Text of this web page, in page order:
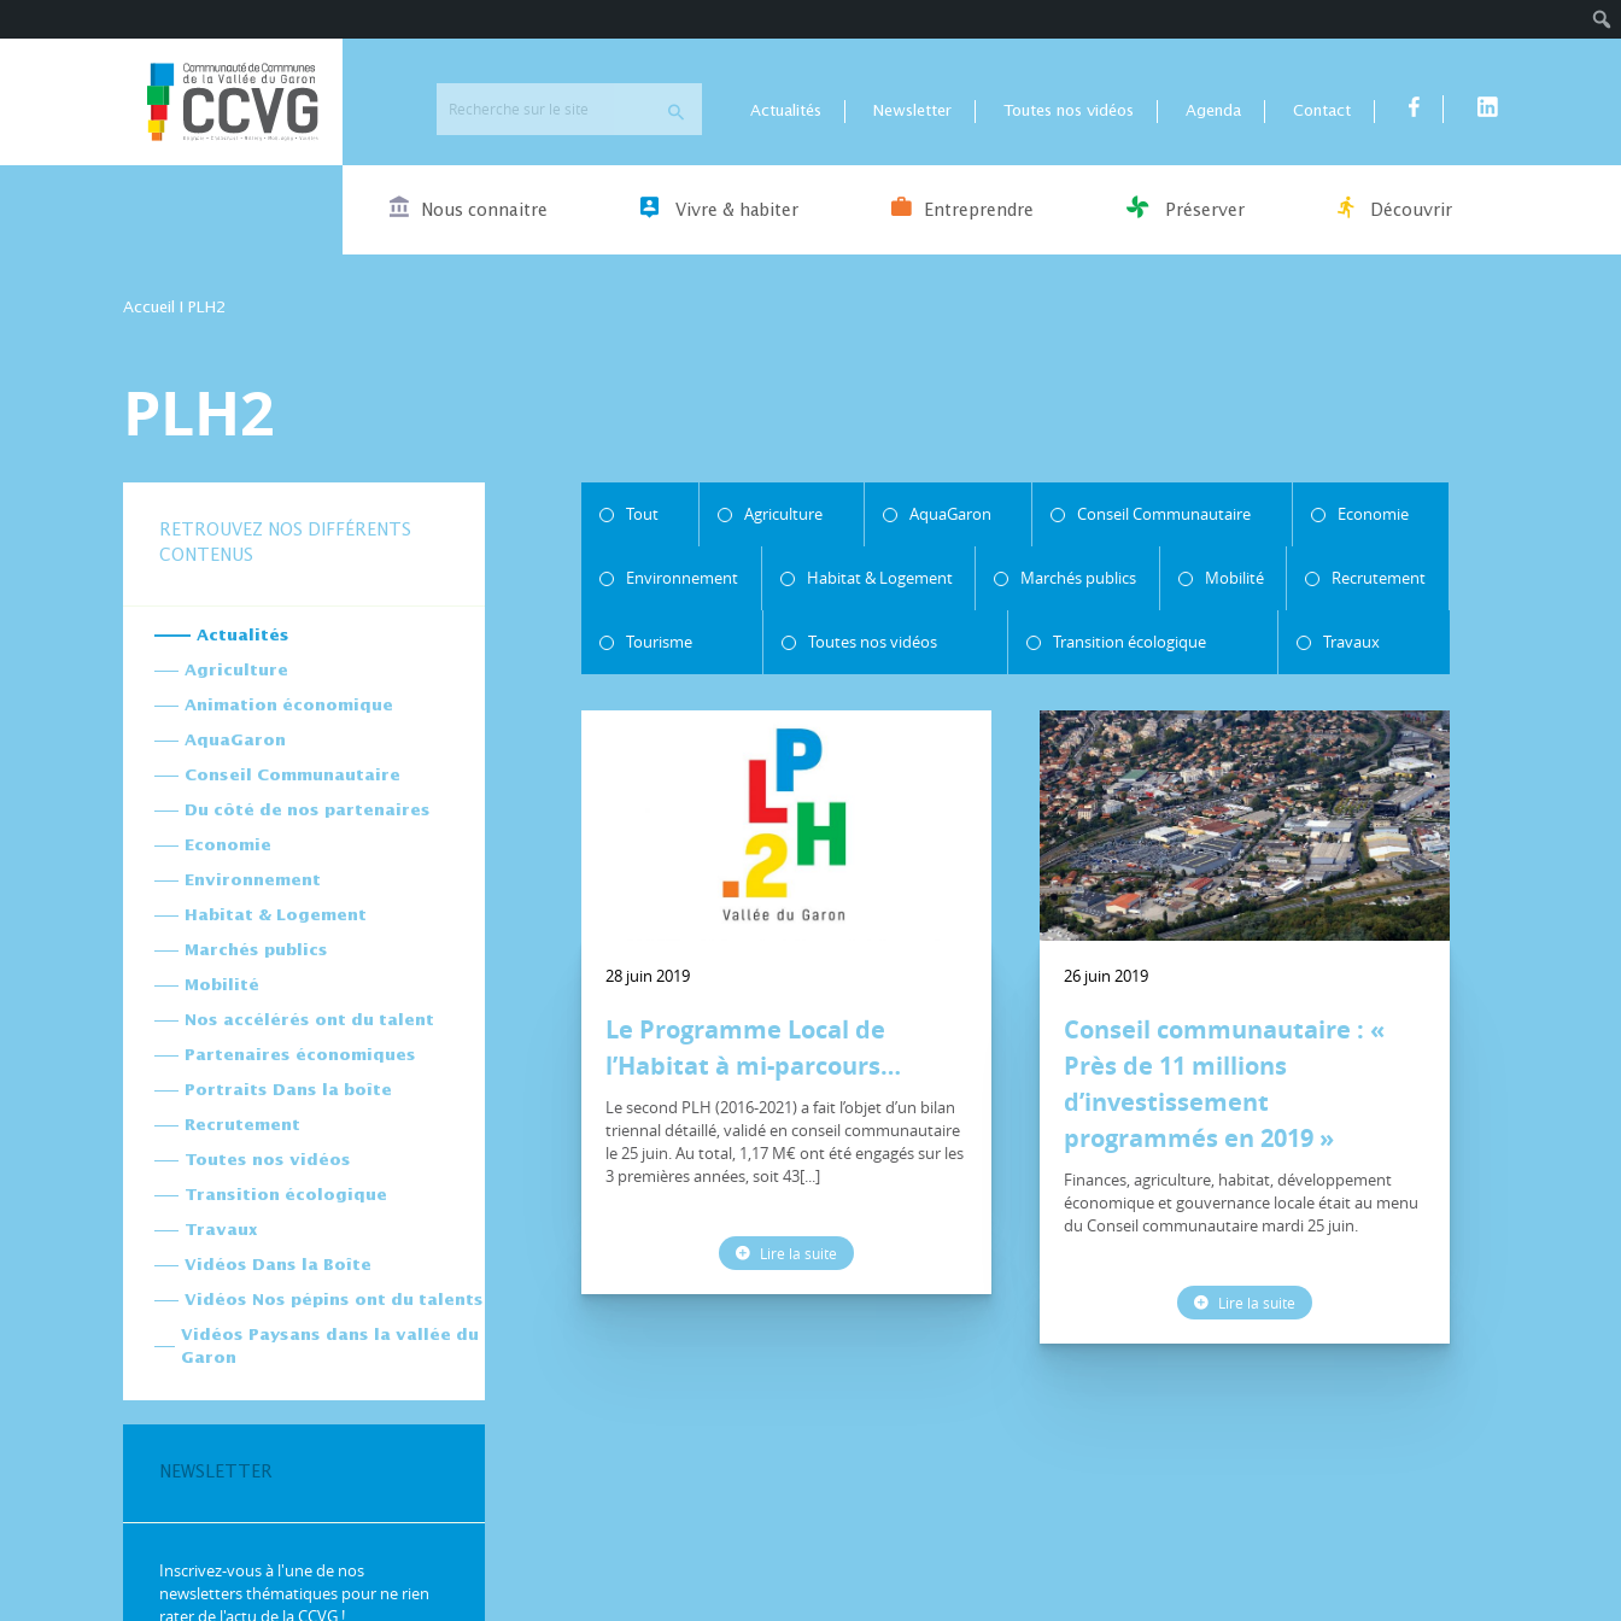
Actualités Newsletter Toutes nos vidéos Agenda Contact
Nous connaitre Vivre & habiter Entreprendre Préserver Découvrir
Accueil PLH2
PLH2
RETROUVEZ NOS DIFFÉRENTS
CONTENUS
Actualités
Agriculture
Animation économique
AquaGaron
Conseil Communautaire
Du côté de nos partenaires
Economie
Environnement
Habitat & Logement
Marchés publics
Mobilité
Nos accélérés ont du talent
Partenaires économiques
Portraits Dans la boîte
Recrutement
Toutes nos vidéos
Transition écologique
Travaux
Vidéos Dans la Boîte
Vidéos Nos pépins ont du talents
Vidéos Paysans dans la vallée du
Garon
NEWSLETTER
Inscrivez-vous à l'une de nos
newsletters thématiques pour ne rien
rater de l'actu de la CCVG !
Tout Agriculture AquaGaron Conseil Communautaire Economie
Environnement Habitat & Logement Marchés publics Mobilité Recrutement
Tourisme Toutes nos vidéos Transition écologique Travaux
28 juin 2019
Le Programme Local de
l’Habitat à mi-parcours…
Le second PLH (2016-2021) a fait l’objet d’un bilan
triennal détaillé, validé en conseil communautaire
le 25 juin. Au total, 1,17 M€ ont été engagés sur les
3 premières années, soit 43[...]
Lire la suite
26 juin 2019
Conseil communautaire : «
Près de 11 millions
d’investissement
programmés en 2019 »
Finances, agriculture, habitat, développement
économique et gouvernance locale était au menu
du Conseil communautaire mardi 25 juin.
Lire la suite